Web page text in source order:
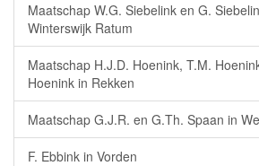
Maatschap W.G. Siebelink en G.
Winterswijk Ratum
Maatschap H.J.D. Hoenink, T.M.
Hoenink in Rekken
Maatschap G.J.R. en G.Th. Spaan in
F. Ebbink in Vorden